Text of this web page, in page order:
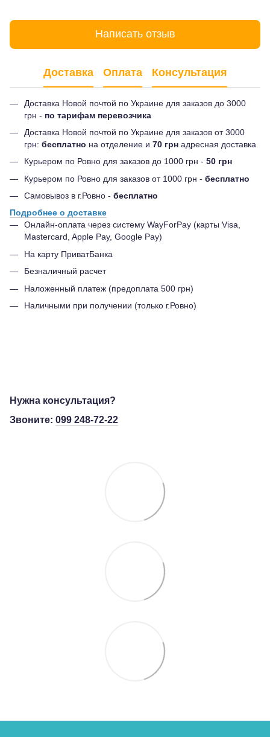
Написать отзыв
Доставка Оплата Консультация
Доставка Новой почтой по Украине для заказов до 3000
грн - по тарифам перевозчика
Доставка Новой почтой по Украине для заказов от 3000
грн: бесплатно на отделение и 70 грн адресная доставка
Курьером по Ровно для заказов до 1000 грн - 50 грн
Курьером по Ровно для заказов от 1000 грн - бесплатно
Самовывоз в г.Ровно - бесплатно
Подробнее о доставке
Онлайн-оплата через систему WayForPay (карты Visa,
Mastercard, Apple Pay, Google Pay)
На карту ПриватБанка
Безналичный расчет
Наложенный платеж (предоплата 500 грн)
Наличными при получении (только г.Ровно)
Нужна консультация?
Звоните: 099 248-72-22